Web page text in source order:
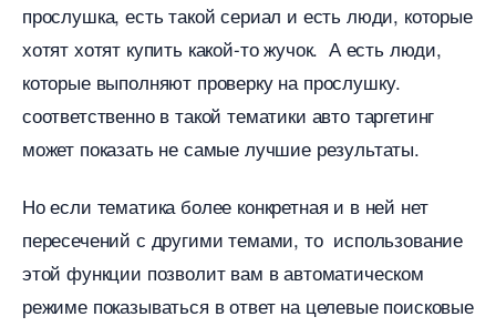
прослушка, есть такой сериал и есть люди, которые
хотят хотят купить какой-то жучок. А есть люди,
которые выполняют проверку на прослушку.
соответственно в такой тематики авто таргетин
может показать не самые лучшие результаты.
Но если тематика более конкретная и в ней нет
пересечений с другими темами, то использование
этой функции позволит вам в автоматическом
режиме показываться в ответ на целевые поисковые